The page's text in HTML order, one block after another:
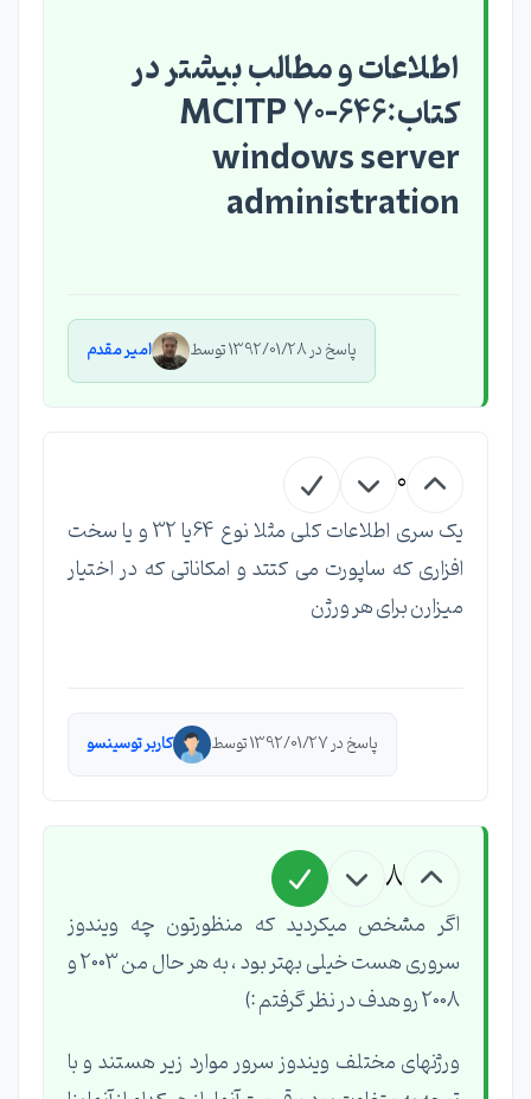
اطلاعات و مطالب بیشتر در
کتاب:MCITP 70-646
windows server
administration
پاسخ در 1392/01/28 توسط امیر مقدم
0
یک سری اطلاعات کلی مثلا نوع 64یا 32 و یا سخت
افزاری که ساپورت می کتتد و امکاناتی که در اختیار
میزارن برای هر ورژن
پاسخ در 1392/01/27 توسط کاربر توسینسو
8
اگر مشخص میکردید که منظورتون چه ویندوز
سروری هست خیلی بهتر بود ، به هر حال من 2003 و
2008 رو هدف در نظر گرفتم :)
ورژنهای مختلف ویندوز سرور موارد زیر هستند و با